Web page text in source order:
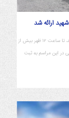
رییس دانشگاه علوم‌پزشکی قم گفت: در جریان آیین تشییع رهبر شهید، تا ساعت ۱۲ ظهر بیش از
فوتی در این مراسم به ثبت